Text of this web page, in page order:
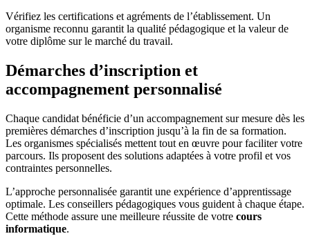
Vérifiez les certifications et agréments de l’établissement. Un
organisme reconnu garantit la qualité pédagogique et la valeur de
votre diplôme sur le marché du travail.
Démarches d’inscription et
accompagnement personnalisé
Chaque candidat bénéficie d’un accompagnement sur mesure dès les
premières démarches d’inscription jusqu’à la fin de sa formation.
Les organismes spécialisés mettent tout en œuvre pour faciliter votre
parcours. Ils proposent des solutions adaptées à votre profil et vos
contraintes personnelles.
L’approche personnalisée garantit une expérience d’apprentissage
optimale. Les conseillers pédagogiques vous guident à chaque étape.
Cette méthode assure une meilleure réussite de votre cours
informatique.